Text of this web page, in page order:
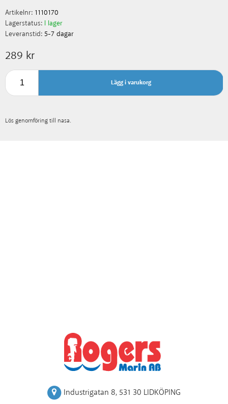
Artikelnr: 1110170
Lagerstatus: I lager
Leveranstid: 5-7 dagar
289 kr
Lägg i varukorg
Lös genomföring till nasa.
Industrigatan 8, 531 30 LIDKÖPING